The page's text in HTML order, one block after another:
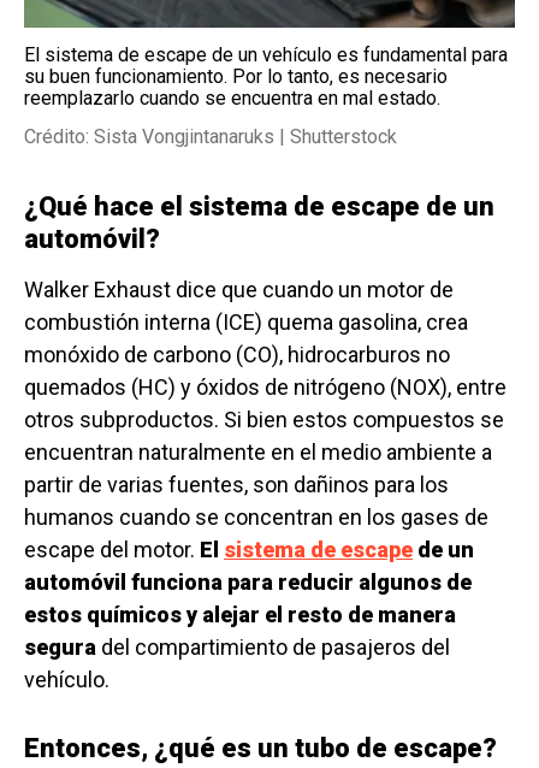
El sistema de escape de un vehículo es fundamental para
su buen funcionamiento. Por lo tanto, es necesario
reemplazarlo cuando se encuentra en mal estado.
Crédito: Sista Vongjintanaruks | Shutterstock
¿Qué hace el sistema de escape de un
automóvil?
Walker Exhaust dice que cuando un motor de
combustión interna (ICE) quema gasolina, crea
monóxido de carbono (CO), hidrocarburos no
quemados (HC) y óxidos de nitrógeno (NOX), entre
otros subproductos. Si bien estos compuestos se
encuentran naturalmente en el medio ambiente a
partir de varias fuentes, son dañinos para los
humanos cuando se concentran en los gases de
escape del motor. El sistema de escape de un
automóvil funciona para reducir algunos de
estos químicos y alejar el resto de manera
segura del compartimiento de pasajeros del
vehículo.
Entonces, ¿qué es un tubo de escape?